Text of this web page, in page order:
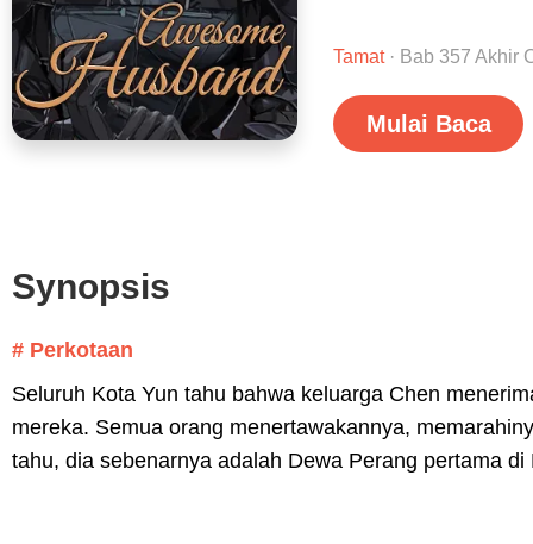
Tamat· Bab 357 Akhir
Mulai Baca
Synopsis
# Perkotaan
Seluruh Kota Yun tahu bahwa keluarga Chen
mereka. Semua orang menertawakannya,
tahu, dia sebenarnya adalah Dewa Perang pertama di